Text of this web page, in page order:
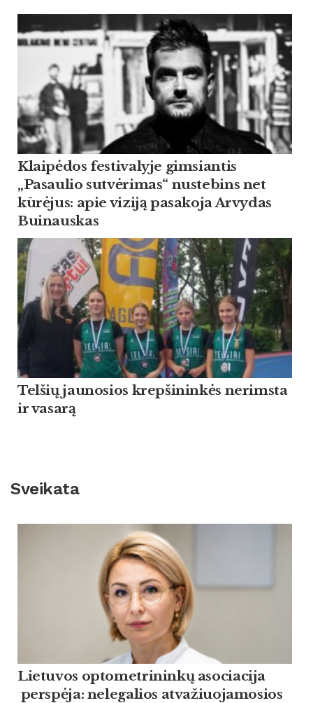
Klaipėdos festivalyje gimsiantis
„Pasaulio sutvėrimas“ nustebins net
kūrėjus: apie viziją pasakoja Arvydas
Buinauskas
Tel­šių jau­no­sios krep­ši­ninkės ne­rims­ta
ir va­sarą
Sveikata
Lietuvos optometrininkų asociacija
perspėja: nelegalios atvažiuojamosios